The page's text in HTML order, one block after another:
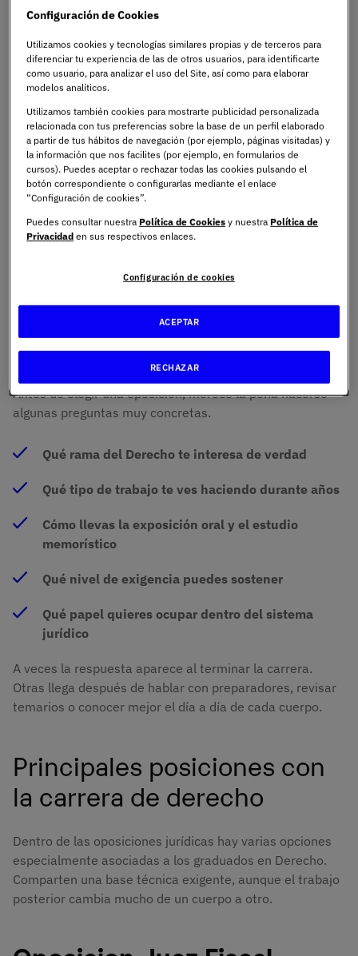
Opositar después del Grado en Derecho puede ser una
manera de convertir la vocación jurídica en una carrera
pública estable. La estabilidad pesa, claro, pero no es el
único motivo. Muchos graduados eligen este camino
Derecho tiene una presencia directa en la vida de
ciudadanos, empresas y administraciones.
Lasoposiciones con la carrera de derechotambién
ofrecen una especialización difícil de alcanzar por otras
vías. Durante la preparación, el opositor profundiza en
materias comoDerecho Civil,Derecho Penal
Derecho MercantiloDerecho Tributario
despachos, asesorías, consultoras o departamentos
legales.
Antes de elegir una oposición, merece la pena hacerse
algunas preguntas muy concretas.
Qué rama del Derecho te interesa de verdad
Qué tipo de trabajo te ves haciendo durante años
Cómo llevas la exposición oral y el estudio
memorístico
Qué nivel de exigencia puedes sostener
Qué papel quieres ocupar dentro del sistema
jurídico
A veces la respuesta aparece al terminar la carrera.
Otras llega después de hablar con preparadores, revisar
temarios o conocer mejor el día a día de cada cuerpo.
Principales posiciones con
la carrera de derecho
Dentro de las oposiciones jurídicas hay varias opciones
especialmente asociadas a los graduados en Derecho.
Comparten una base técnica exigente, aunque el trabajo
posterior cambia mucho de un cuerpo a otro.
Configuración de Cookies
Utilizamos cookies y tecnologías similares propias y de terceros para
diferenciar tu experiencia de las de otros usuarios, para identificarte
como usuario, para analizar el uso del Site, así como para elaborar
modelos analíticos.
Utilizamos también cookies para mostrarte publicidad personalizada
relacionada con tus preferencias sobre la base de un perfil elaborado
a partir de tus hábitos de navegación (por ejemplo, páginas visitadas) y
la información que nos facilites (por ejemplo, en formularios de
cursos). Puedes aceptar o rechazar todas las cookies pulsando el
botón correspondiente o configurarlas mediante el enlace
“Configuración de cookies”.
Puedes consultar nuestra Política de Cookies y nuestra Política de
Privacidad en sus respectivos enlaces.
Configuración de cookies
RECHAZAR
ACEPTAR